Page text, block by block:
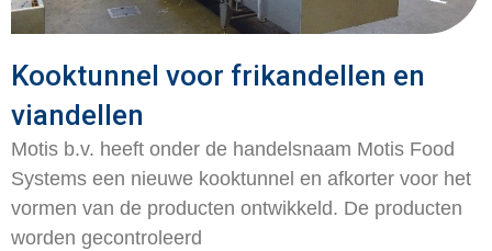
Kooktunnel voor frikandellen en
viandellen
Motis b.v. heeft onder de handelsnaam Motis Food
Systems een nieuwe kooktunnel en afkorter voor het
vormen van de producten ontwikkeld. De producten
worden gecontroleerd